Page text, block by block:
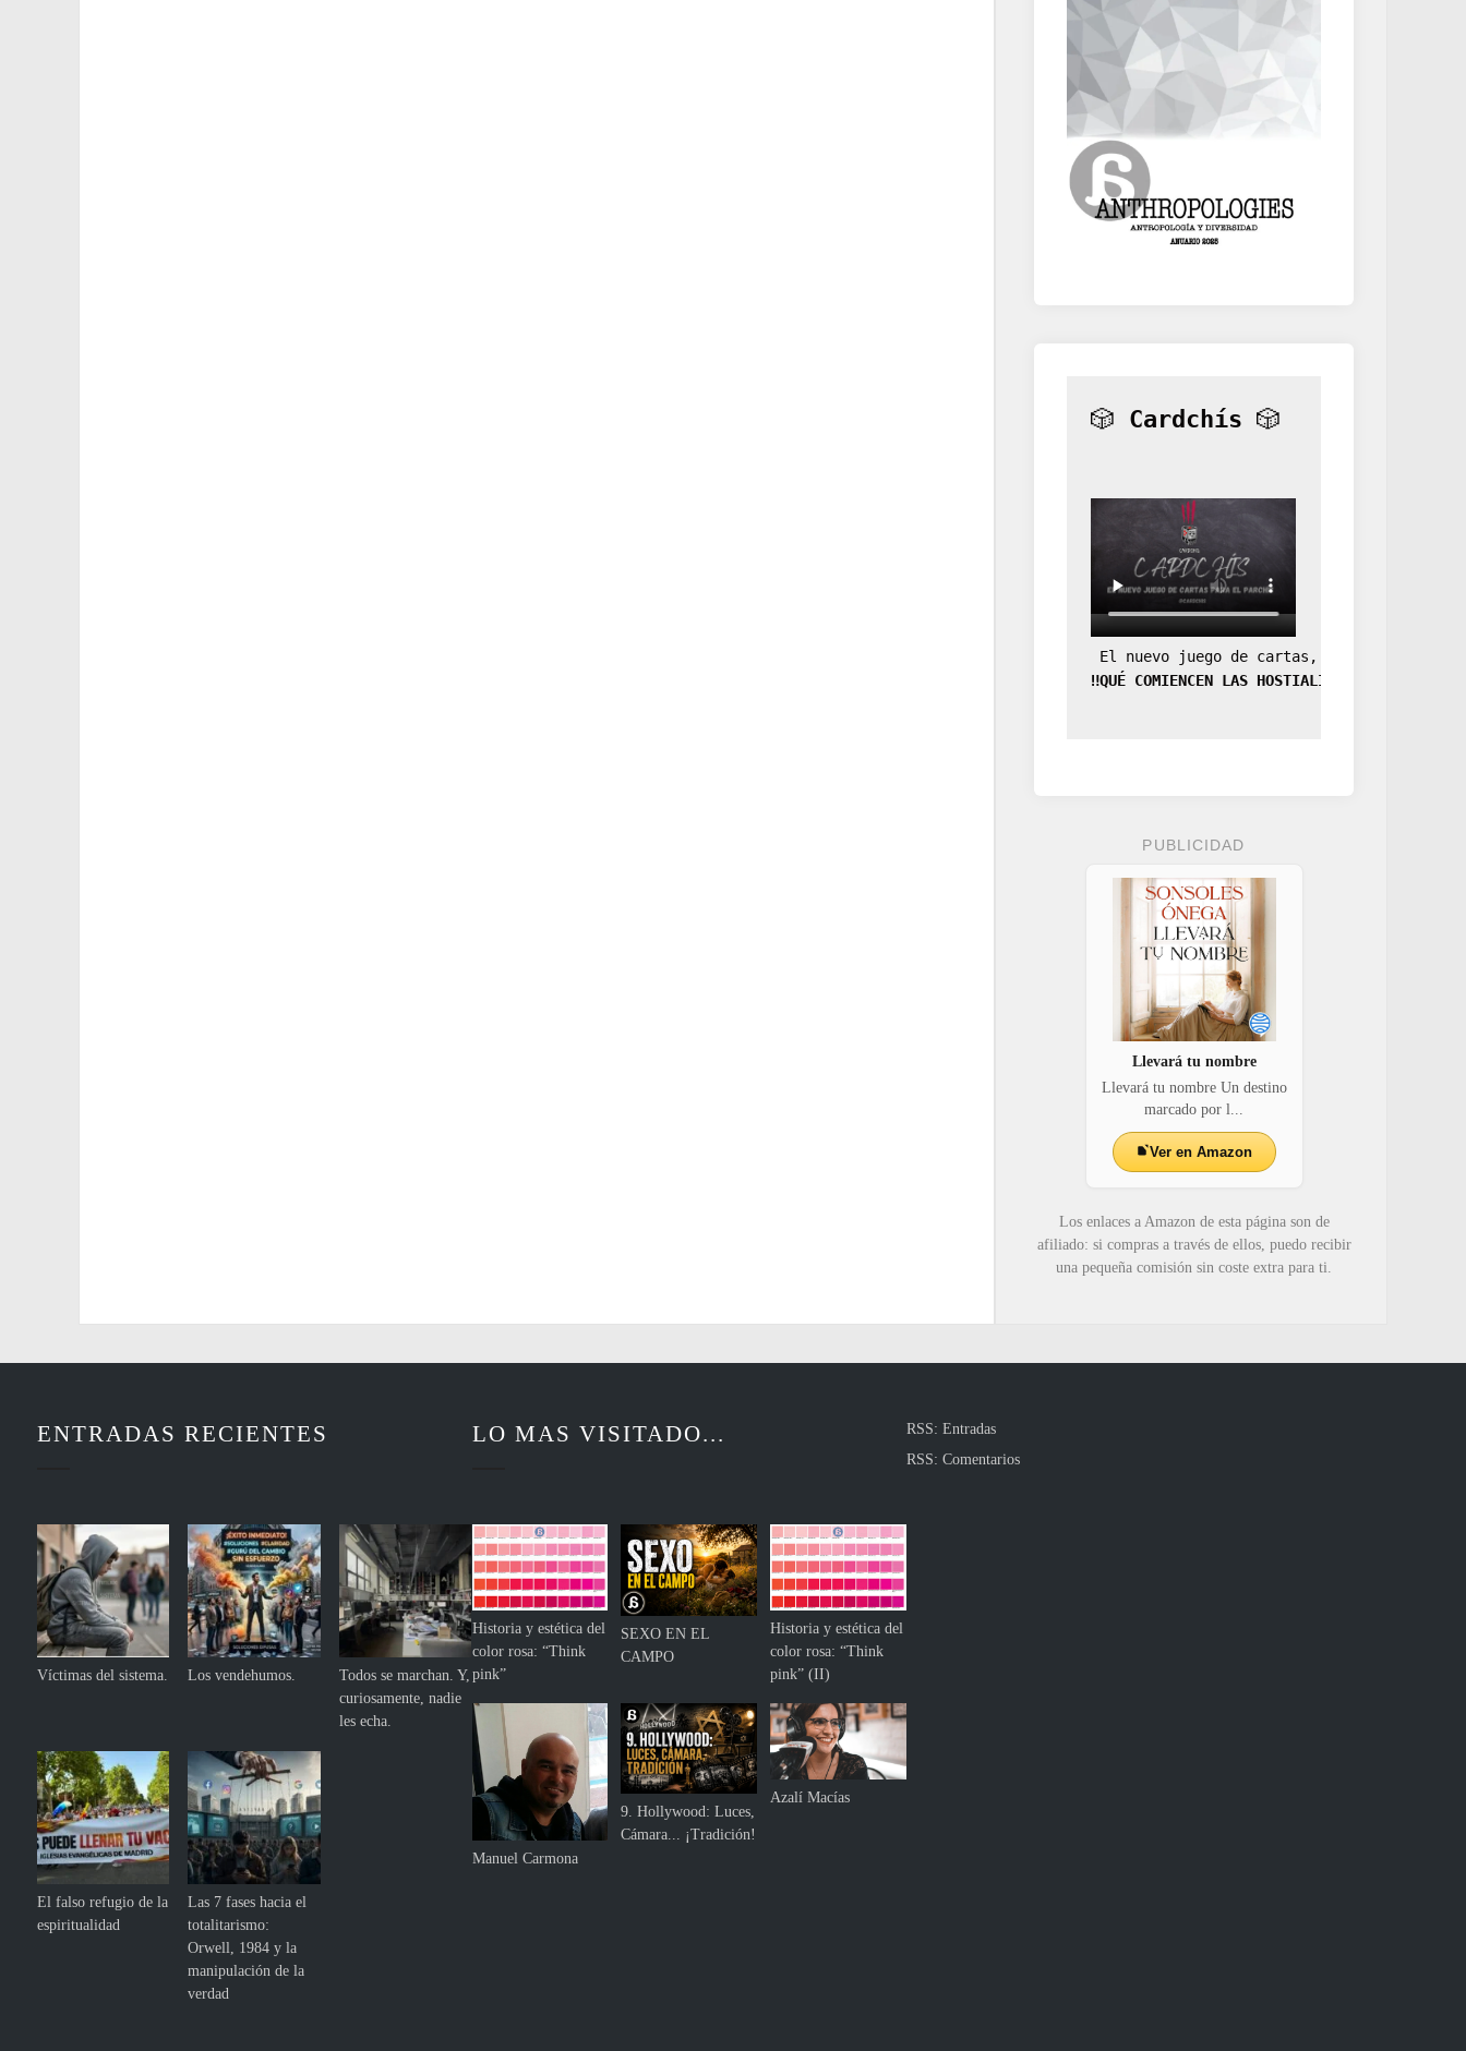
🎲 Cardchís 🎲
El nuevo juego de cartas, la expansión
‼️QUÉ COMIENCEN LAS HOSTIALIDADES‼️
PUBLICIDAD
Llevará tu nombre
Llevará tu nombre Un destino
marcado por l...
Ver en Amazon
Los enlaces a Amazon de esta página son de
afiliado: si compras a través de ellos, puedo recibir
una pequeña comisión sin coste extra para ti.
ENTRADAS RECIENTES
Víctimas del sistema. Los vendehumos.
Todos se marchan. Y,
curiosamente, nadie
les echa.
El falso refugio de la
espiritualidad
Las 7 fases hacia el
totalitarismo:
Orwell, 1984 y la
manipulación de la
verdad
LO MAS VISITADO...
Historia y estética del
color rosa: “Think
pink”
SEXO EN EL
CAMPO
Historia y estética del
color rosa: “Think
pink” (II)
Manuel Carmona
9. Hollywood: Luces,
Cámara... ¡Tradición!
Azalí Macías
RSS: Entradas
RSS: Comentarios